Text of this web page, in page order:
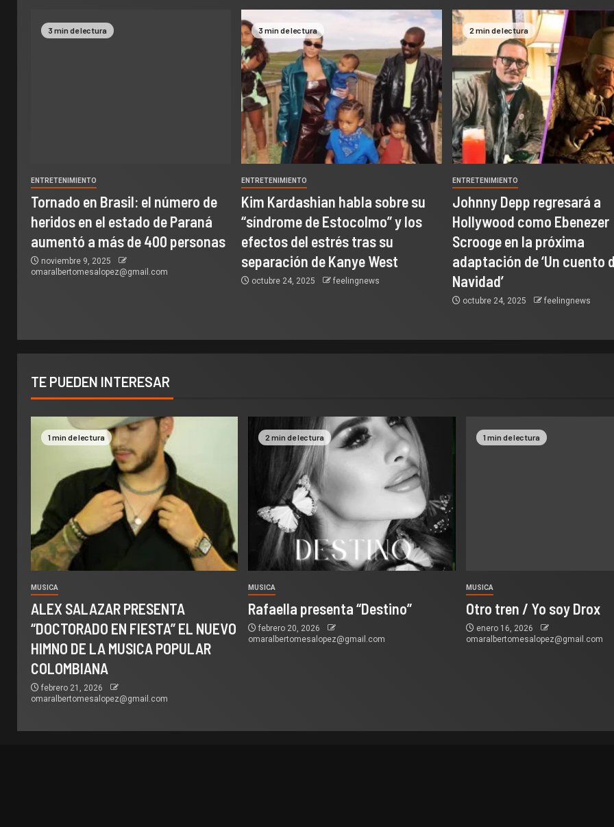
3 min de lectura
ENTRETENIMIENTO
Tornado en Brasil: el número de
heridos en el estado de Paraná
aumentó a más de 400 personas
noviembre 9, 2025
omaralbertomesalopez@gmail.com
3 min de lectura
ENTRETENIMIENTO
Kim Kardashian habla sobre su
“síndrome de Estocolmo” y los
efectos del estrés tras su
separación de Kanye West
octubre 24, 2025 feelingnews
2 min de lectura
ENTRETENIMIENTO
Johnny Depp regresará a
Hollywood como Ebenezer
Scrooge en la próxima
adaptación de ‘Un cuento
Navidad’
octubre 24, 2025 feelingnews
TE PUEDEN INTERESAR
1 min de lectura
MUSICA
ALEX SALAZAR PRESENTA
“DOCTORADO EN FIESTA” EL NUEVO
HIMNO DE LA MUSICA POPULAR
COLOMBIANA
febrero 21, 2026
omaralbertomesalopez@gmail.com
2 min de lectura
MUSICA
Rafaella presenta “Destino”
febrero 20, 2026
omaralbertomesalopez@gmail.com
1 min de lectura
MUSICA
Otro tren / Yo soy Drox
enero 16, 2026
omaralbertomesalopez@gmail.com